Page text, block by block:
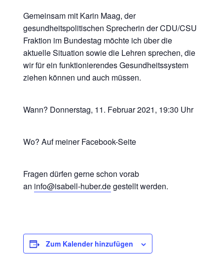
Gemeinsam mit Karin Maag, der
gesundheitspolitischen Sprecherin der CDU/CSU
Fraktion im Bundestag möchte ich über die
aktuelle Situation sowie die Lehren sprechen, die
wir für ein funktionierendes Gesundheitssystem
ziehen können und auch müssen.
Wann? Donnerstag, 11. Februar 2021, 19:30 Uhr
Wo? Auf meiner Facebook-Seite
Fragen dürfen gerne schon vorab
an info@isabell-huber.degestellt werden.
Zum Kalender hinzufügen